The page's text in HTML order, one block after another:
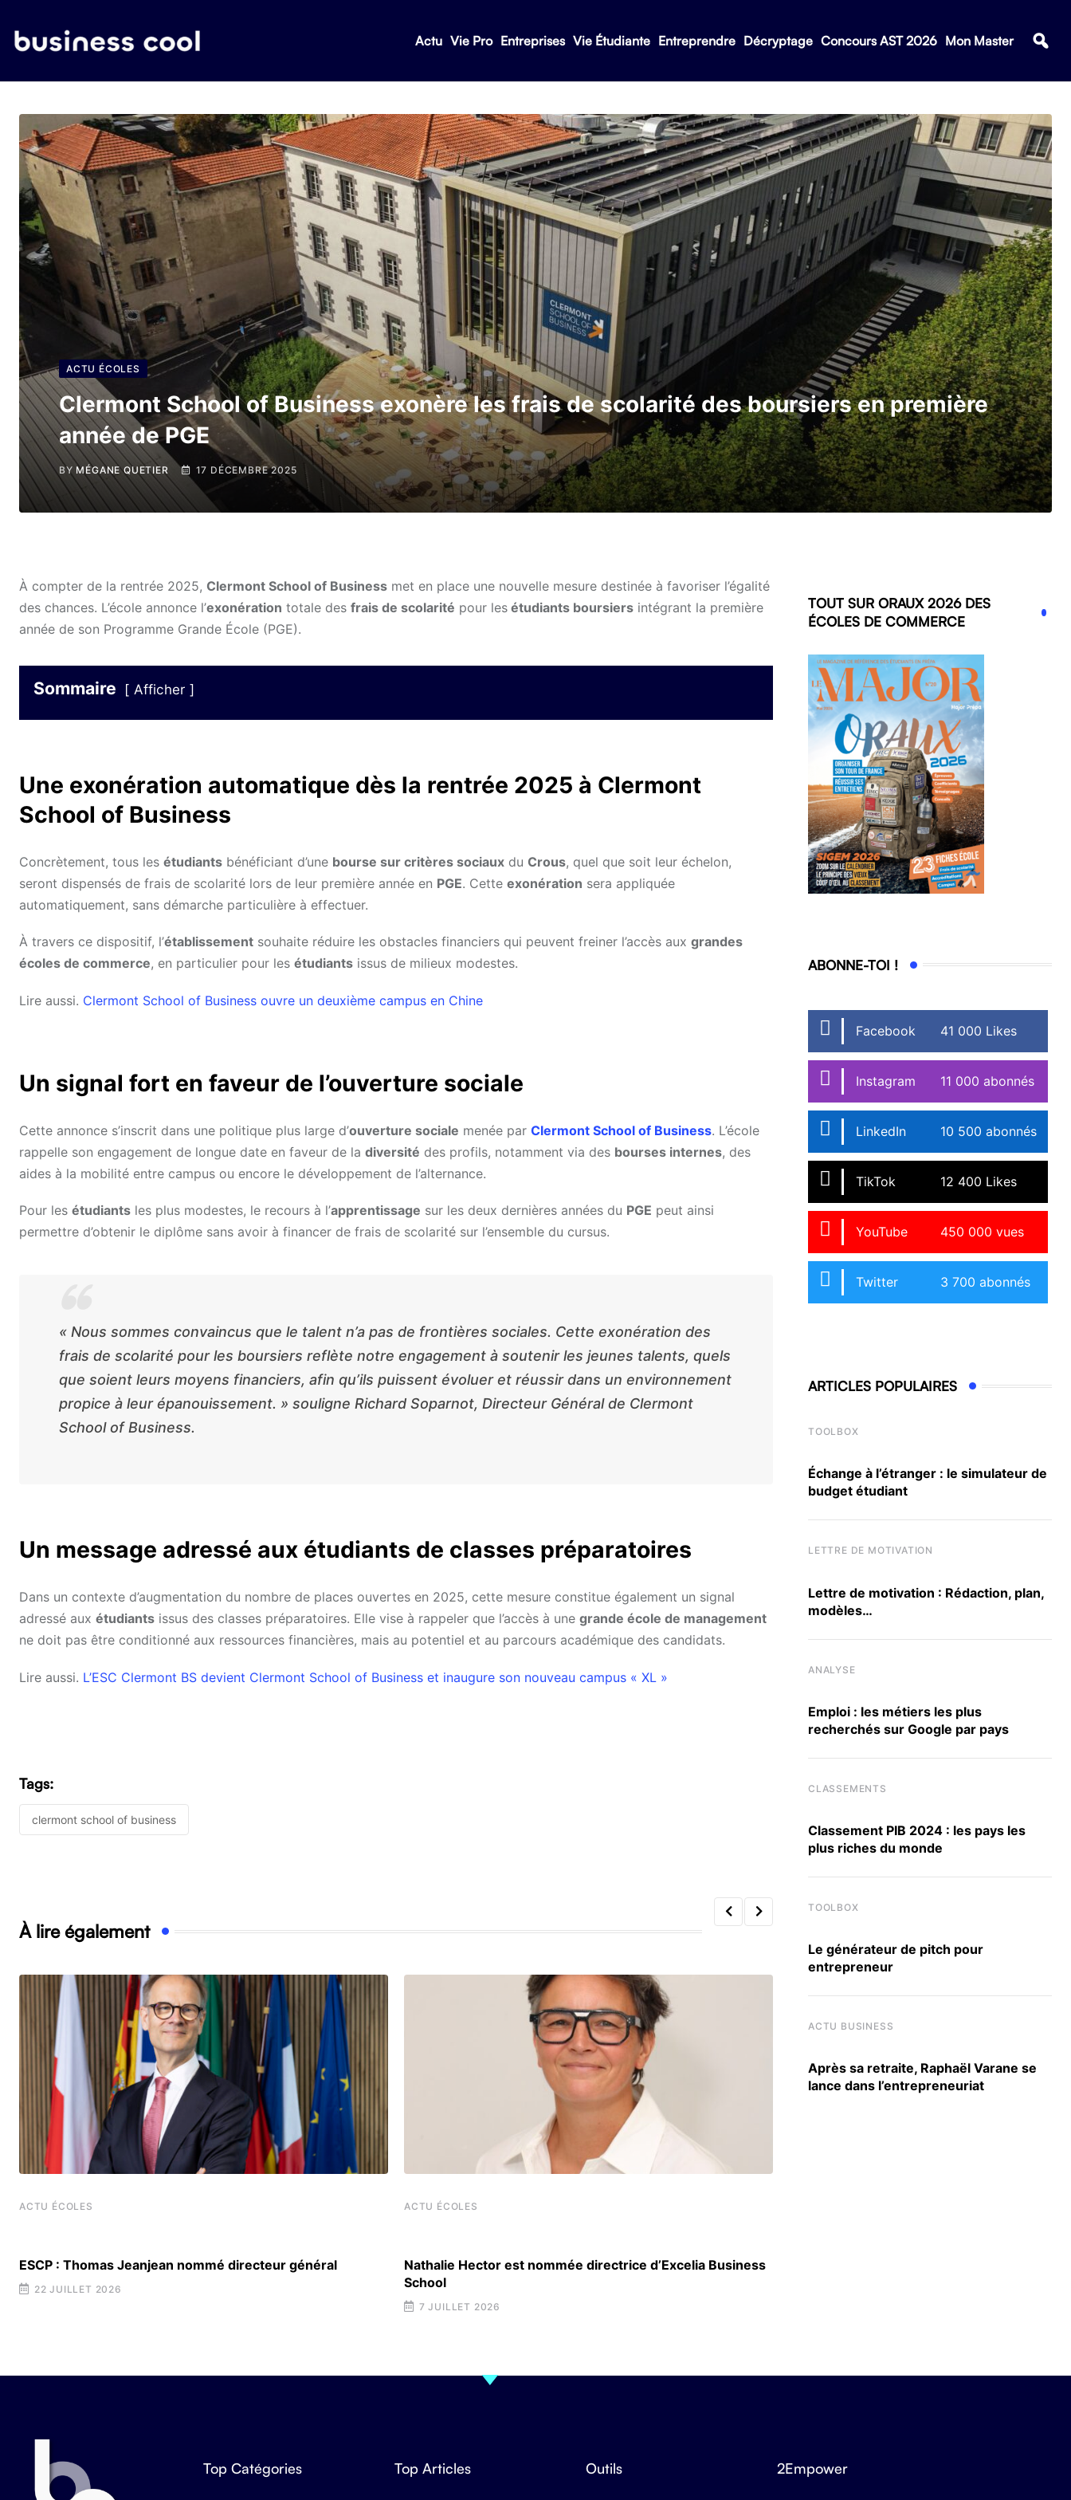
Actu Vie Pro Entreprises Vie Étudiante Entreprendre Décryptage Concours AST 2026 Mon Master
ACTU ÉCOLES
Clermont School of Business exonère les frais de scolarité des boursiers en première
année de PGE
BY MÉGANE QUETIER 17 DÉCEMBRE 2025
À compter de la rentrée 2025, Clermont School of Business met en place une nouvelle mesure destinée à favoriser l’égalité
des chances. L’école annonce l’exonération totale des frais de scolarité pour les étudiants boursiers intégrant la première
année de son Programme Grande École (PGE).
Sommaire Afficher
Une exonération automatique dès la rentrée 2025 à Clermont
School of Business
Concrètement, tous les étudiants bénéficiant d’une bourse sur critères sociaux du Crous, quel que soit leur échelon,
seront dispensés de frais de scolarité lors de leur première année en PGE. Cette exonération sera appliquée
automatiquement, sans démarche particulière à effectuer.
À travers ce dispositif, l’établissement souhaite réduire les obstacles financiers qui peuvent freiner l’accès aux grandes
écoles de commerce, en particulier pour les étudiants issus de milieux modestes.
Lire aussi. Clermont School of Business ouvre un deuxième campus en Chine
Un signal fort en faveur de l’ouverture sociale
Cette annonce s’inscrit dans une politique plus large d’ouverture sociale menée par Clermont School of Business. L’école
rappelle son engagement de longue date en faveur de la diversité des profils, notamment via des bourses internes, des
aides à la mobilité entre campus ou encore le développement de l’alternance.
Pour les étudiants les plus modestes, le recours à l’apprentissage sur les deux dernières années du PGE peut ainsi
permettre d’obtenir le diplôme sans avoir à financer de frais de scolarité sur l’ensemble du cursus.
« Nous sommes convaincus que le talent n’a pas de frontières sociales. Cette exonération des
frais de scolarité pour les boursiers reflète notre engagement à soutenir les jeunes talents, quels
que soient leurs moyens financiers, afin qu’ils puissent évoluer et réussir dans un environnement
propice à leur épanouissement. » souligne Richard Soparnot, Directeur Général de Clermont
School of Business.
Un message adressé aux étudiants de classes préparatoires
Dans un contexte d’augmentation du nombre de places ouvertes en 2025, cette mesure constitue également un signal
adressé aux étudiants issus des classes préparatoires. Elle vise à rappeler que l’accès à une grande école de management
ne doit pas être conditionné aux ressources financières, mais au potentiel et au parcours académique des candidats.
Lire aussi. L’ESC Clermont BS devient Clermont School of Business et inaugure son nouveau campus « XL »
Tags:
clermont school of business
À lire également
ACTU ÉCOLES
ESCP : Thomas Jeanjean nommé directeur général
22 JUILLET 2026
ACTU ÉCOLES
Nathalie Hector est nommée directrice d’Excelia Business
School
7 JUILLET 2026
TOUT SUR ORAUX 2026 DES
ÉCOLES DE COMMERCE
ABONNE-TOI !
Facebook 41 000 Likes
Instagram 11 000 abonnés
LinkedIn 10 500 abonnés
TikTok 12 400 Likes
YouTube 450 000 vues
Twitter 3 700 abonnés
ARTICLES POPULAIRES
TOOLBOX
Échange à l’étranger : le simulateur de
budget étudiant
LETTRE DE MOTIVATION
Lettre de motivation : Rédaction, plan,
modèles…
ANALYSE
Emploi : les métiers les plus
recherchés sur Google par pays
CLASSEMENTS
Classement PIB 2024 : les pays les
plus riches du monde
TOOLBOX
Le générateur de pitch pour
entrepreneur
ACTU BUSINESS
Après sa retraite, Raphaël Varane se
lance dans l’entrepreneuriat
Top Catégories Top Articles Outils 2Empower